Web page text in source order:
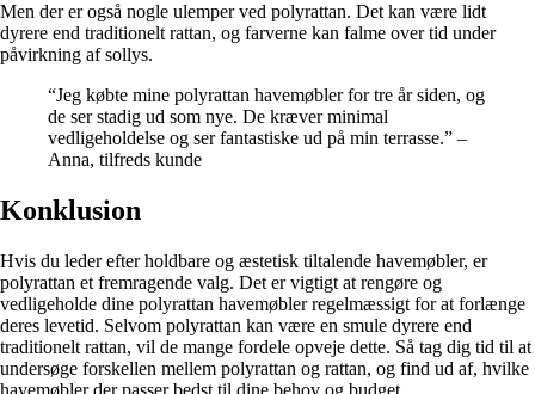
Men der er også nogle ulemper ved polyrattan. Det kan være lidt
dyrere end traditionelt rattan, og farverne kan falme over tid under
påvirkning af sollys.
“Jeg købte mine polyrattan havemøbler for tre år siden, og
de ser stadig ud som nye. De kræver minimal
vedligeholdelse og ser fantastiske ud på min terrasse.” –
Anna, tilfreds kunde
Konklusion
Hvis du leder efter holdbare og æstetisk tiltalende havemøbler, er
polyrattan et fremragende valg. Det er vigtigt at rengøre og
vedligeholde dine polyrattan havemøbler regelmæssigt for at forlænge
deres levetid. Selvom polyrattan kan være en smule dyrere end
traditionelt rattan, vil de mange fordele opveje dette. Så tag dig tid til at
undersøge forskellen mellem polyrattan og rattan, og find ud af, hvilke
havemøbler der passer bedst til dine behov og budget.